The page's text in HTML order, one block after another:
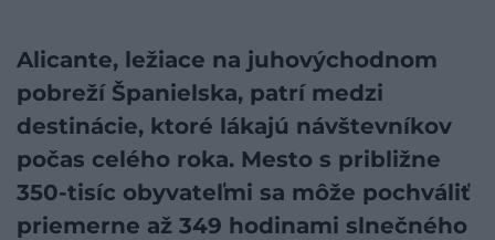
Alicante, ležiace na juhovýchodnom
pobreží Španielska, patrí medzi
destinácie, ktoré lákajú návštevníkov
počas celého roka. Mesto s približne
350-tisíc obyvateľmi sa môže pochváliť
priemerne až 349 hodinami slnečného